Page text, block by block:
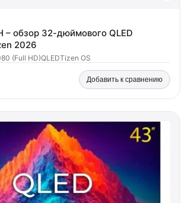
– обзор 32-дюймового QLED
2026
(Full HD)QLEDTizen OS
Добавить к сравнению